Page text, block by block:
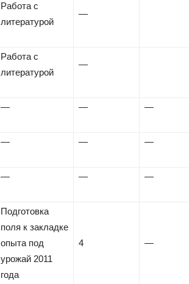
Работа с
литературой
—
Работа с
литературой
—
— — —
— — —
— — —
Подготовка
поля к закладке
опыта под
урожай 2011
года
4 —